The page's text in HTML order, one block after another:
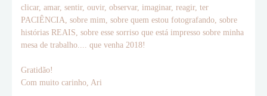
clicar, amar, sentir, ouvir, observar, imaginar, reagir, ter
PACIÊNCIA, sobre mim, sobre quem estou fotografando, sobre
histórias REAIS, sobre esse sorriso que está impresso sobre minha
mesa de trabalho.... que venha 2018!
Gratidão!
Com muito carinho, Ari